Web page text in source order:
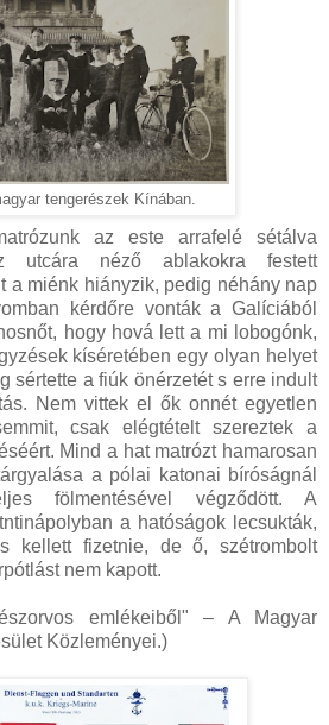
tengerészek Kínában.
az este arrafelé sétálva
utcára néző ablakokra festett
a miénk hiányzik, pedig néhány nap
kérdőre vonták a Galíciából
hogy hová lett a mi lobogónk,
kíséretében egy olyan helyet
sértette a fiúk önérzetét s erre indult
Nem vittek el ők onnét egyetlen
csak elégtételt szereztek a
Mind a hat matrózt hamarosan
a pólai katonai bíróságnál
fölmentésével végződött. A
a hatóságok lecsukták,
kellett fizetnie, de ő, szétrombolt
nem kapott.
emlékeiből" – A Magyar
Közleményei.)